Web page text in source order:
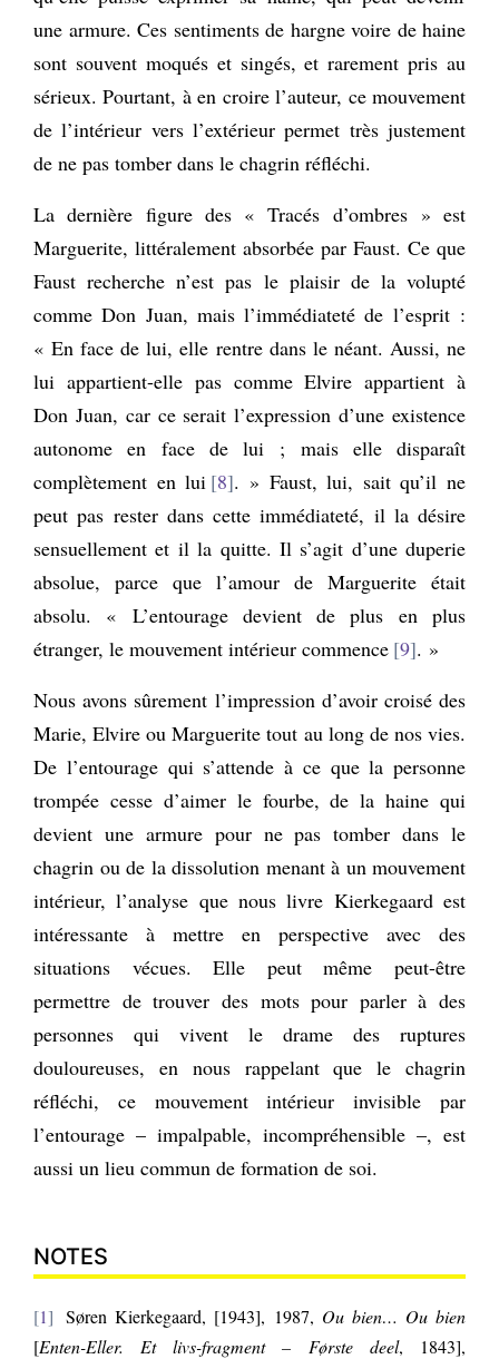
une armure. Ces sentiments de hargne voire de haine
sont souvent moqués et singés, et rarement pris au
sérieux. Pourtant, à en croire l’auteur, ce mouvement
de l’intérieur vers l’extérieur permet très justement
de ne pas tomber dans le chagrin réfléchi.
La dernière figure des « Tracés d’ombres » est
Marguerite, littéralement absorbée par Faust. Ce que
Faust recherche n’est pas le plaisir de la volupté
comme Don Juan, mais l’immédiateté de l’esprit :
« En face de lui, elle rentre dans le néant. Aussi, ne
lui appartient-elle pas comme Elvire appartient à
Don Juan, car ce serait l’expression d’une existence
autonome en face de lui ; mais elle disparaît
complètement en lui 8 . » Faust, lui, sait qu’il ne
peut pas rester dans cette immédiateté, il la désire
sensuellement et il la quitte. Il s’agit d’une duperie
absolue, parce que l’amour de Marguerite était
absolu. « L’entourage devient de plus en plus
étranger, le mouvement intérieur commence 9 . »
Nous avons sûrement l’impression d’avoir croisé des
Marie, Elvire ou Marguerite tout au long de nos vies.
De l’entourage qui s’attende à ce que la personne
trompée cesse d’aimer le fourbe, de la haine qui
devient une armure pour ne pas tomber dans le
chagrin ou de la dissolution menant à un mouvement
intérieur, l’analyse que nous livre Kierkegaard est
intéressante à mettre en perspective avec des
situations vécues. Elle peut même peut-être
permettre de trouver des mots pour parler à des
personnes qui vivent le drame des ruptures
douloureuses, en nous rappelant que le chagrin
réfléchi, ce mouvement intérieur invisible par
l’entourage – impalpable, incompréhensible –, est
aussi un lieu commun de formation de soi.
NOTES
1 Søren Kierkegaard, [1943], 1987, Ou bien… Ou bien
[Enten-Eller. Et livs-fragment – Første deel, 1843],